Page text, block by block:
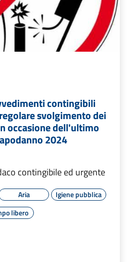
contingibili
svolgimento dei
occasione dell'ultimo
2024
contingibile ed urgente
Aria
Igiene pubblica
libero